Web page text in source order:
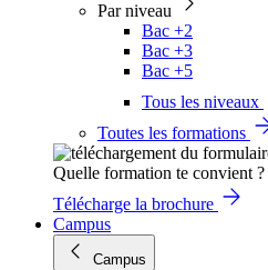
Par niveau
Bac +2
Bac +3
Bac +5
Tous les niveaux
Toutes les formations
Quelle formation te convient ?
Télécharge la brochure
Campus
Campus